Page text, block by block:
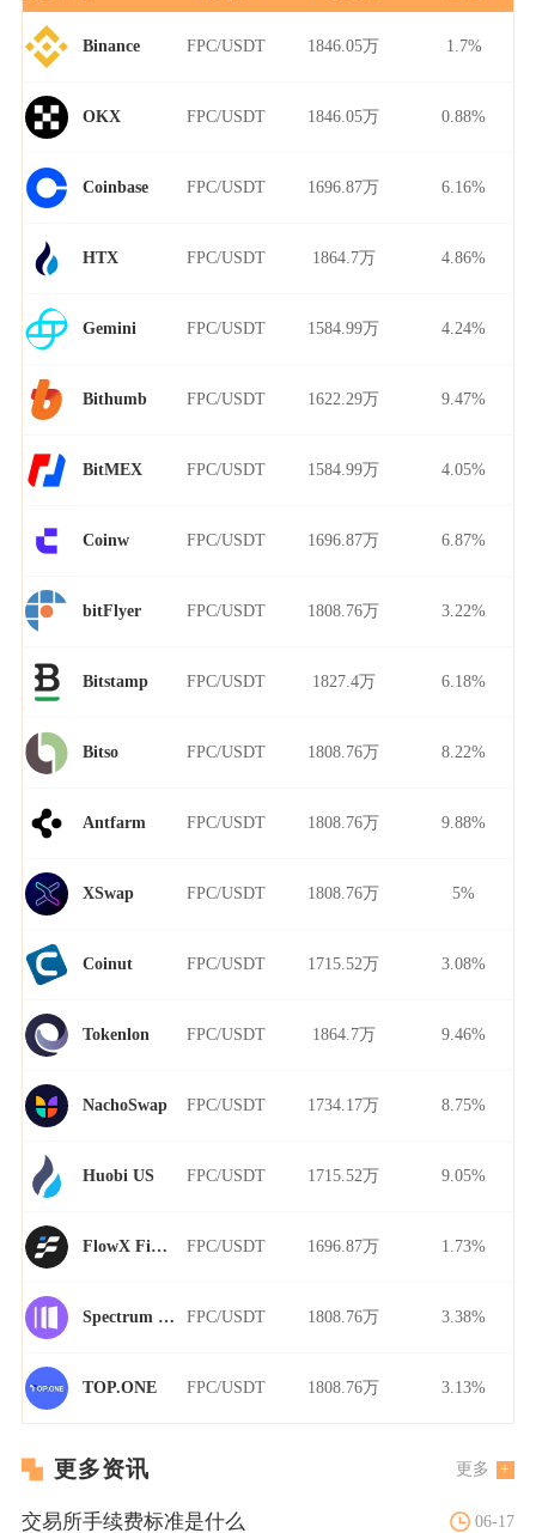
Binance FPC/USDT 1846.05万 1.7%
OKX FPC/USDT 1846.05万 0.88%
Coinbase FPC/USDT 1696.87万 6.16%
HTX FPC/USDT 1864.7万 4.86%
Gemini FPC/USDT 1584.99万 4.24%
Bithumb FPC/USDT 1622.29万 9.47%
BitMEX FPC/USDT 1584.99万 4.05%
Coinw FPC/USDT 1696.87万 6.87%
bitFlyer FPC/USDT 1808.76万 3.22%
Bitstamp FPC/USDT 1827.4万 6.18%
Bitso FPC/USDT 1808.76万 8.22%
Antfarm FPC/USDT 1808.76万 9.88%
XSwap FPC/USDT 1808.76万 5%
Coinut FPC/USDT 1715.52万 3.08%
Tokenlon FPC/USDT 1864.7万 9.46%
NachoSwap FPC/USDT 1734.17万 8.75%
Huobi US FPC/USDT 1715.52万 9.05%
FlowX Finance FPC/USDT 1696.87万 1.73%
Spectrum Finance FPC/USDT 1808.76万 3.38%
TOP.ONE FPC/USDT 1808.76万 3.13%
更多资讯 更多
交易所手续费标准是什么 06-17